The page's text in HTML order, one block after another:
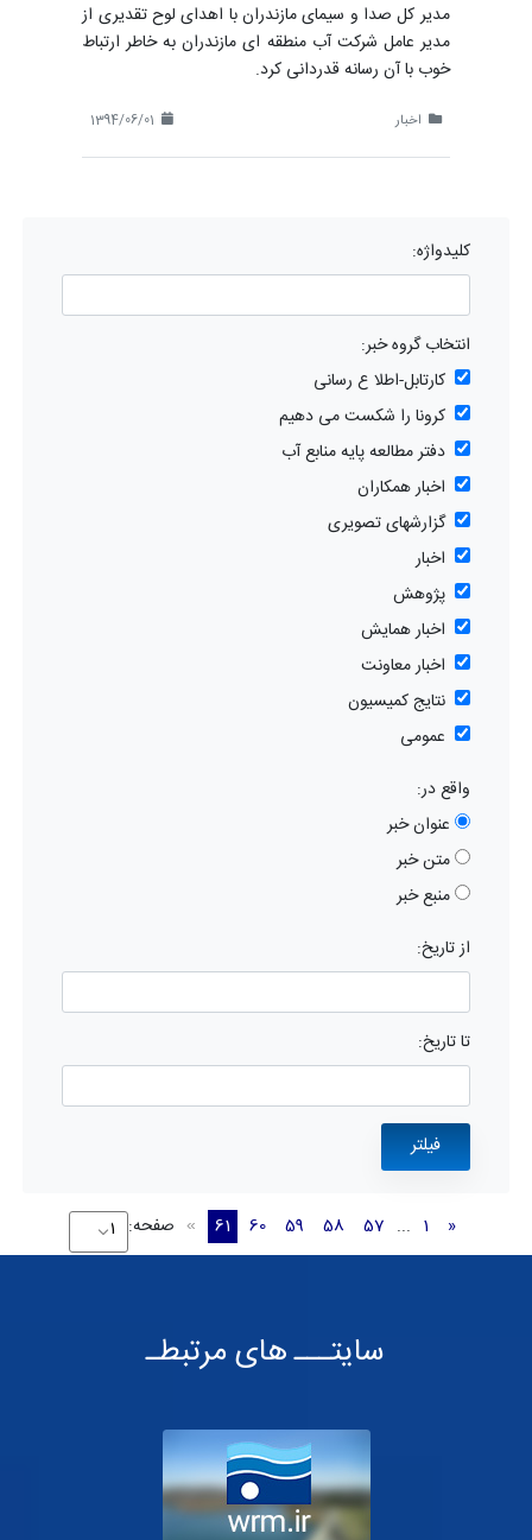
مدیر کل صدا و سیمای مازندران با اهدای لوح تقدیری از
مدیر عامل شرکت آب منطقه ای مازندران به خاطر ارتباط
خوب با آن رسانه قدردانی کرد.
اخبار
کلیدواژه:
انتخاب گروه خبر:
کارتابل-اطلا ع رسانی
کرونا را شکست می دهیم
دفتر مطالعه پایه منابع آب
اخبار همکاران
گزارشهای تصویری
اخبار
پژوهش
اخبار همایش
اخبار معاونت
نتایج کمیسیون
عمومی
واقع در:
عنوان خبر
متن خبر
منبع خبر
از تاریخ:
تا تاریخ:
«
1
...
57
58
59
60
61
» صفحه:
سایتـــ های مرتبطـ